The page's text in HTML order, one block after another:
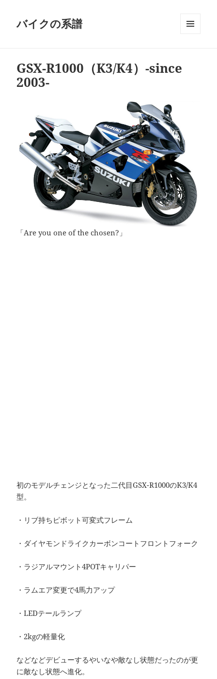
バイクの系譜
GSX-R1000（K3/K4）-since
2003-
「Are you one of the chosen?」
初のモデルチェンジとなった二代目GSX-R1000のK3/K4
型。
・リブ持ちピボット可変式フレーム
・ダイヤモンドライクカーボンコートフロントフォーク
・ラジアルマウント4POTキャリパー
・ラムエア変更で4馬力アップ
・LEDテールランプ
・2kgの軽量化
などなどデビューするやいなや敵なし状態だったのが更
に敵なし状態へ進化。